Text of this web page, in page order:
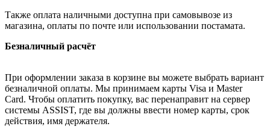
Также оплата наличными доступна при самовывозе из
магазина, оплаты по почте или использовании постамата.
Безналичный расчёт
При оформлении заказа в корзине вы можете выбрать вариант
безналичной оплаты. Мы принимаем карты Visa и Master
Card. Чтобы оплатить покупку, вас перенаправит на сервер
системы ASSIST, где вы должны ввести номер карты, срок
действия, имя держателя.